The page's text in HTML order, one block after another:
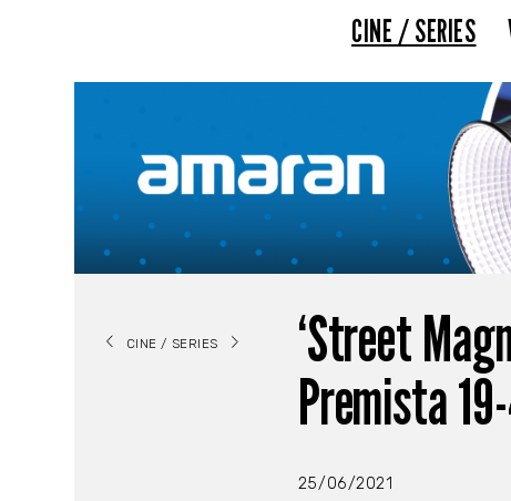
CINE / SERIES
CINE / SERIES
‘Street
Premista
25/06/2021